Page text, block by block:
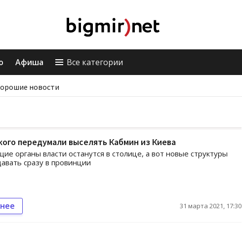
Афиша Все категории
новости
передумали выселять Кабмин из Киева
органы власти останутся в столице, а вот новые структуры
сразу в провинции
31 марта 2021, 17:30